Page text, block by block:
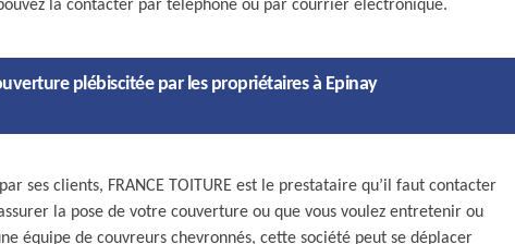
la contacter par téléphone ou par courrier électronique.
plébiscitée par les propriétaires à Epinay
ses clients, FRANCE TOITURE est le prestataire qu’il faut contacter
la pose de votre couverture ou que vous voulez entretenir ou
équipe de couvreurs chevronnés, cette société peut se déplacer